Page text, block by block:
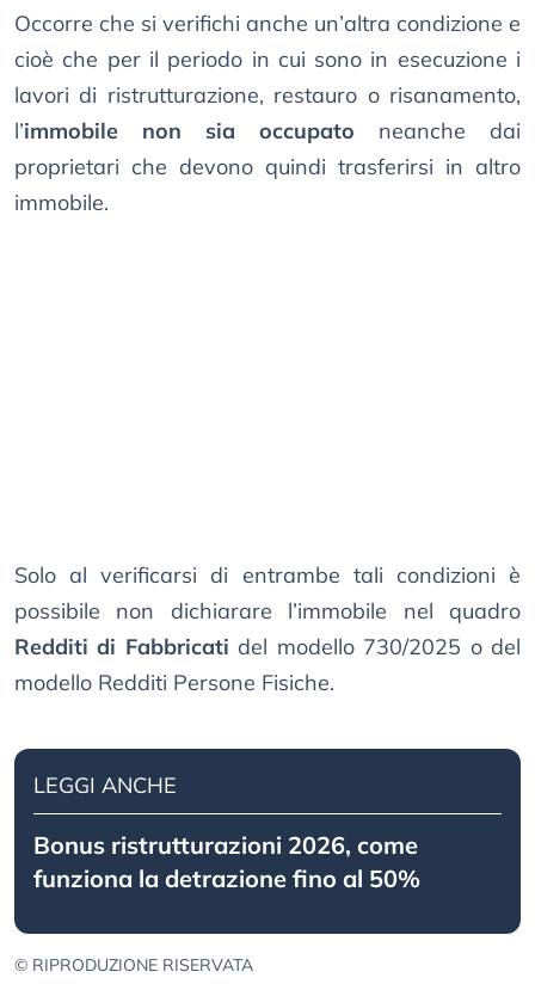
Occorre che si verifichi anche un’altra condizione e
cioè che per il periodo in cui sono in esecuzione i
lavori di ristrutturazione, restauro o risanamento,
l’immobile non sia occupato neanche dai
proprietari che devono quindi trasferirsi in altro
immobile.
Solo al verificarsi di entrambe tali condizioni è
possibile non dichiarare l’immobile nel quadro
Redditi di Fabbricati del modello 730/2025 o del
modello Redditi Persone Fisiche.
LEGGI ANCHE
Bonus ristrutturazioni 2026, come
funziona la detrazione fino al 50%
© RIPRODUZIONE RISERVATA